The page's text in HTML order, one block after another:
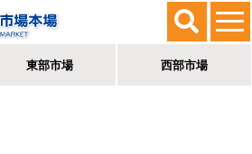
東部市場 西部市場